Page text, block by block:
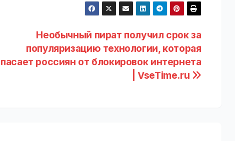
Необычный пират получил срок за
популяризацию технологии, которая
россиян от блокировок интернета
| VseTime.ru